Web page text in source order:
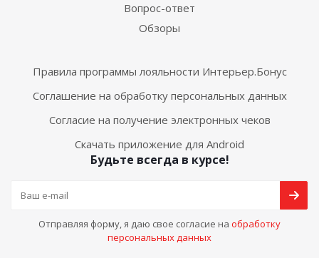
Вопрос-ответ
Обзоры
Правила программы лояльности Интерьер.Бонус
Соглашение на обработку персональных данных
Согласие на получение электронных чеков
Скачать приложение для Android
Будьте всегда в курсе!
Отправляя форму, я даю свое согласие на обработку
персональных данных